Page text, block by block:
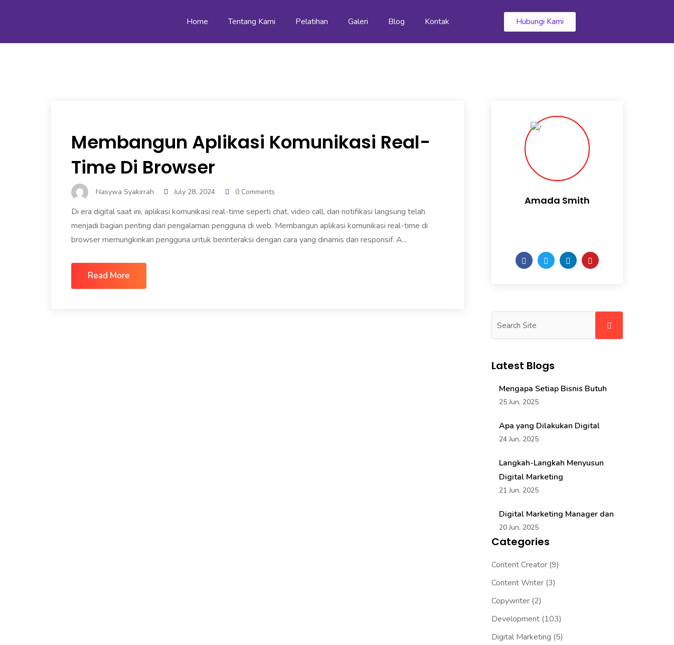
Home Tentang Kami Pelatihan Galeri Blog Kontak Hubungi Kami
Membangun Aplikasi Komunikasi Real-
Time Di Browser
Nasywa Syakirrah July 28, 2024 0 Comments
Di era digital saat ini, aplikasi komunikasi real-time seperti chat, video call, dan notifikasi langsung telah
menjadi bagian penting dari pengalaman pengguna di web. Membangun aplikasi komunikasi real-time di
browser memungkinkan pengguna untuk berinteraksi dengan cara yang dinamis dan responsif. A...
Read More
Amada Smith
Latest Blogs
Mengapa Setiap Bisnis Butuh
25 Jun, 2025
Apa yang Dilakukan Digital
24 Jun, 2025
Langkah-Langkah Menyusun
Digital Marketing
21 Jun, 2025
Digital Marketing Manager dan
20 Jun, 2025
Categories
Content Creator(9)
Content Writer(3)
Copywriter(2)
Development(103)
Digital Marketing (5)